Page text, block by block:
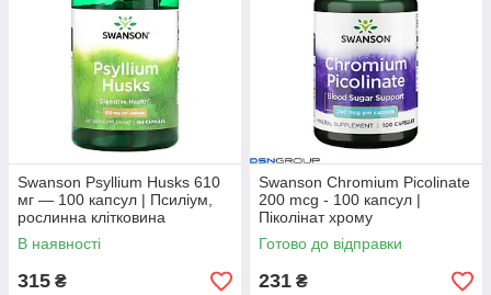
Swanson Psyllium Husks 610
мг — 100 капсул | Псиліум,
рослинна клітковина
В наявності
315 ₴
Swanson Chromium Picolinate
200 mcg - 100 капсул |
Піколінат хрому
Готово до відправки
231 ₴